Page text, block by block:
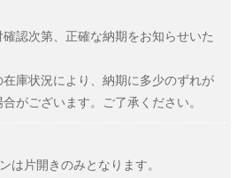
確認次第、正確な納期をお知らせいた
庫状況により、納期に多少のずれが
がございます。ご了承ください。
片開きのみとなります。